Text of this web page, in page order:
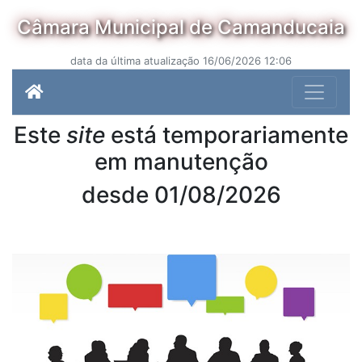
Câmara Municipal de Camanducaia
data da última atualização 16/06/2026 12:06
Este site está temporariamente
em manutenção
desde 01/08/2026